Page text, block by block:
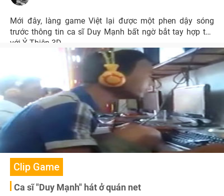
Mới đây, làng game Việt lại được một phen dậy sóng
trước thông tin ca sĩ Duy Mạnh bất ngờ bắt tay hợp tác
với Ỷ Thiên 3D.
Clip Game
Ca sĩ "Duy Mạnh" hát ở quán net